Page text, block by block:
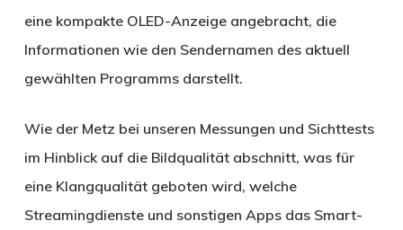
eine kompakte OLED-Anzeige angebracht, die
Informationen wie den Sendernamen des aktuell
gewählten Programms darstellt.
Wie der Metz bei unseren Messungen und Sichttests
im Hinblick auf die Bildqualität abschnitt, was für
eine Klangqualität geboten wird, welche
Streamingdienste und sonstigen Apps das Smart-